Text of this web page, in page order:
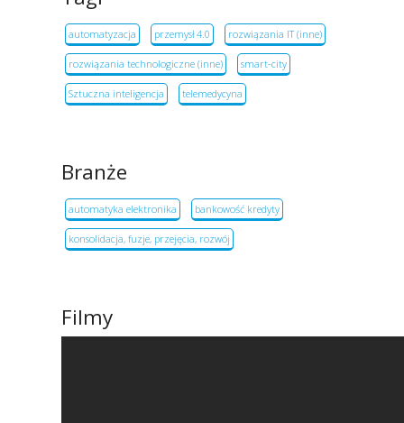
automatyzacja przemysł 4.0 rozwiązania IT (inne)
rozwiązania technologiczne (inne) smart-city
Sztuczna inteligencja telemedycyna
Branże
automatyka elektronika bankowość kredyty
konsolidacja, fuzje, przejęcia, rozwój
Filmy